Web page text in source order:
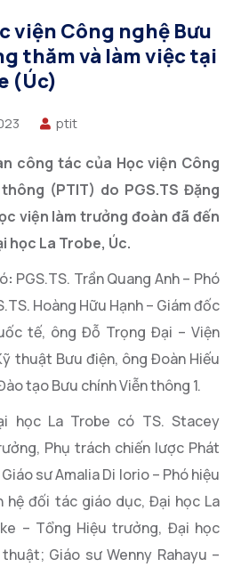
viện Công nghệ Bưu
thăm và làm việc tại
(Úc)
ptit
công tác của Học viện Công
(PTIT) do PGS.TS Đặng
viện làm trưởng đoàn đã đến
học La Trobe, Úc.
: PGS.TS. Trần Quang Anh – Phó
Hoàng Hữu Hạnh – Giám đốc
tế, ông Đỗ Trọng Đại – Viện
thuật Bưu điện, ông Đoàn Hiếu
tạo Bưu chính Viễn thông 1.
học La Trobe có TS. Stacey
Phụ trách chiến lược Phát
sư Amalia Di Iorio – Phó hiệu
hệ đối tác giáo dục, Đại học La
– Tổng Hiệu trưởng, Đại học
Giáo sư Wenny Rahayu –